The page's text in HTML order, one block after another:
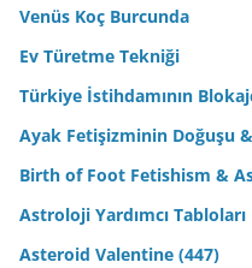
Venüs Koç Burcunda
Ev Türetme Tekniği
Türkiye İstihdamının
Ayak Fetişizminin Doğuşu
Birth of Foot Fetishism &
Astroloji Yardımcı Tabloları
Asteroid Valentine (447)